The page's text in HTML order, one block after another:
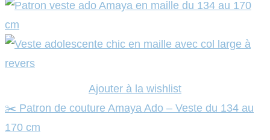
était :est :
Ajouter à la wishlist
✂️ Patron de couture Amaya Ado – Veste du 134 au
170 cm